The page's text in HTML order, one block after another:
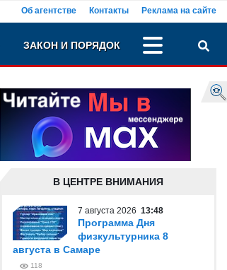
Об агентстве Контакты Реклама на сайте
ЗАКОН И ПОРЯДОК
В ЦЕНТРЕ ВНИМАНИЯ
7 августа 2026 13:48
Программа Дня
физкультурника 8
августа в Самаре
118